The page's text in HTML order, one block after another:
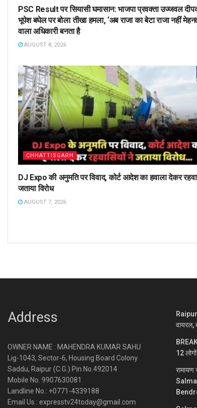
PSC Result पर सियासी घमासान: भाजपा प्रवक्ता उज्जवल
भूपेश बघेल पर बोला तीखा हमला, ‘अब राजा का बेटा राजा नहीं
वाला अधिकारी बनता है
AUGUST 8, 2026
CHHATTISGARH
DJ Expo की अनुमति पर विवाद, कोर्ट आदेश का हवाला देकर
जताया विरोध
AUGUST 7, 2026
Address
OWNER NAME : MAHENDRA KUMAR SAHU
Lig-1043, Sector-6, Housing Board Colony
Saddu, Raipur (C.G.) Pin No.492014
Mobile No. 9907630081
Landline No.: +0771-4339188
Email Us : expresstv24today@gmail.com
Raipur
वायरल,
12